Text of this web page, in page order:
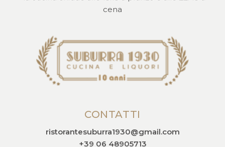
cena
CONTATTI
ristorantesuburra1930@gmail.com
+39 06 48905713